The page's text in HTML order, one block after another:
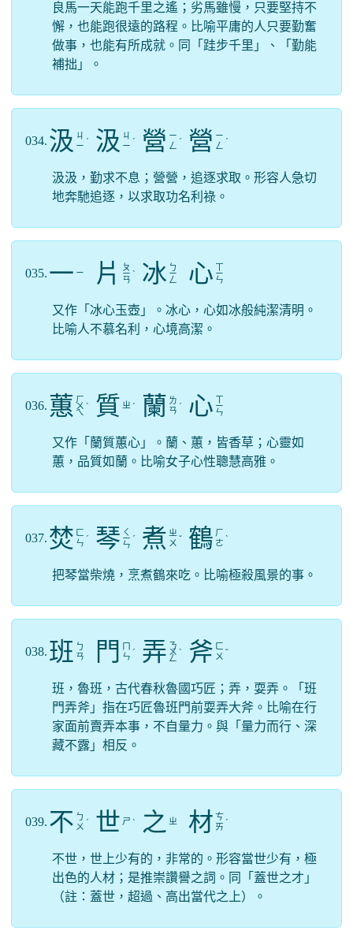
良馬一天能跑千里之遙；劣馬雖慢，只要堅持不
懈，也能跑很遠的路程。比喻平庸的人只要勤奮
做事，也能有所成就。同「跬步千里」、「勤能
補拙」。
034. 汲 ㄐ
ㄧ ˊ 汲 ㄐ
ㄧ ˊ 營 ㄧ
ㄥ
ˊ 營 ㄧ
ㄥ
ˊ
汲汲，勤求不息；營營，追逐求取。形容人急切
地奔馳追逐，以求取功名利祿。
035. 一 ㄧ 片 ㄆ
ㄧ
ㄢ
ˋ 冰 ㄅ
ㄧ
ㄥ 心 ㄧ
ㄣ
又作「冰心玉壺」。冰心，心如冰般純潔清明。
比喻人不慕名利，心境高潔。
036. 蕙 ㄏ
ㄨ
ㄟ
ˋ 質 ㄓ ˊ 蘭 ㄌ
ㄢ ˊ 心 ㄧ
ㄣ
又作「蘭質蕙心」。蘭、蕙，皆香草；心靈如
蕙，品質如蘭。比喻女子心性聰慧高雅。
037. 焚 ㄈ
ㄣ ˊ 琴 ㄑ
ㄧ
ㄣ
ˊ 煮 ㄓ
ㄨ ˇ 鶴 ㄏ
ㄜ ˋ
把琴當柴燒，烹煮鶴來吃。比喻極殺風景的事。
038. 班 ㄅ
ㄢ
門
ㄣ ˊ 弄 ㄋ
ㄨ
ㄥ
ˋ 斧 ㄈ
ㄨ ˇ
班，魯班，古代春秋魯國巧匠；弄，耍弄。「班
門弄斧」指在巧匠魯班門前耍弄大斧。比喻在行
家面前賣弄本事，不自量力。與「量力而行、深
藏不露」相反。
039. 不 ㄅ
ㄨ ˊ 世 ㄕ ˋ 之 ㄓ 材 ㄘ
ㄞ ˊ
不世，世上少有的，非常的。形容當世少有，極
出色的人材；是推崇讚譽之詞。同「蓋世之才」
（註：蓋世，超過、高出當代之上）。